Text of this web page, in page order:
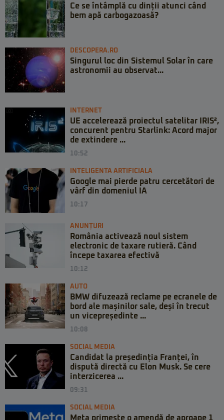
Ce se întâmplă cu dinții atunci când
bem apă carbogazoasă?
DESCOPERA.RO
Singurul loc din Sistemul Solar în care
astronomii au observat...
INTERNET
UE accelerează proiectul satelitar IRIS²,
concurent pentru Starlink: Acord major
de extindere ...
10:52
INTELIGENTA ARTIFICIALA
Google mai pierde patru cercetători de
vârf din domeniul IA
10:17
ANUNȚURI
România activează noul sistem
electronic de taxare rutieră. Când
începe taxarea efectivă
10:12
AUTO
BMW difuzează reclame pe ecranele de
bord ale mașinilor sale, deși în trecut
un vicepreședinte ...
10:08
SOCIAL MEDIA
Candidat la președinția Franței, în
dispută directă cu Elon Musk. Se cere
interzicerea ...
09:31
SOCIAL MEDIA
Meta primește o amendă de aproape 1